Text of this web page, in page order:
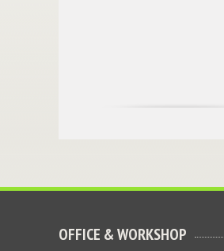
OFFICE & WORKSHOP